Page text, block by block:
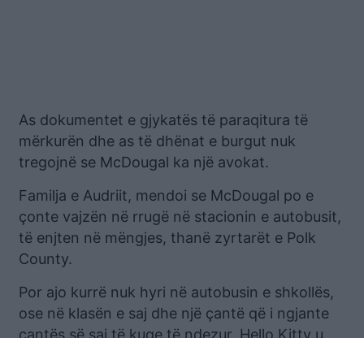
As dokumentet e gjykatës të paraqitura të
mërkurën dhe as të dhënat e burgut nuk
tregojnë se McDougal ka një avokat.
Familja e Audriit, mendoi se McDougal po e
çonte vajzën në rrugë në stacionin e autobusit,
të enjten në mëngjes, thanë zyrtarët e Polk
County.
Por ajo kurrë nuk hyri në autobusin e shkollës,
ose në klasën e saj dhe një çantë që i ngjante
çantës së saj të kuqe të ndezur, Hello Kitty u